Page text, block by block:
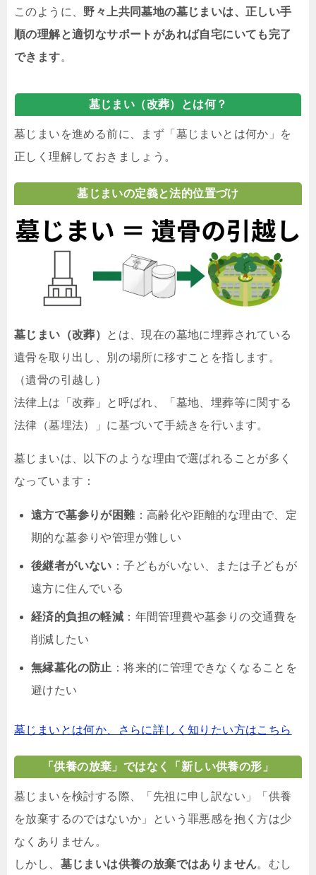
このように、 野々上共同墓地の墓じまいは、正しい手
順の理解と適切なサポートがあれば自宅にいても完了
できます。
墓じまい（改葬）とは何？
墓じまいを進める前に、まず「墓じまいとは何か」を
正しく理解しておきましょう。
墓じまいの定義と法的位置づけ
墓じまい（改葬）
とは、現在の墓地に埋葬されている
遺骨を取り出し、別の場所に移すことを指します。
（遺骨の引越し）
法律上は「改葬」と呼ばれ、「墓地、埋葬等に関する
法律（墓埋法）」に基づいて手続きを行います。
墓じまいは、以下のような理由で選ばれることが多く
なっています：
遠方で墓参りが困難：高齢化や距離的な理由で、定
期的な墓参りや管理が難しい
後継者がいない ：子どもがいない、または子どもが
遠方に住んでいる
経済的負担の軽減 ：年間管理費や墓参りの交通費を
削減したい
無縁墓化の防止 ：将来的に管理できなくなることを
避けたい
墓じまいとは何か、さらに詳しく知りたい方はこちら
「供養の放棄」ではなく「新しい供養の形」
墓じまいを検討する際、「先祖に申し訳ない」「供養
を放棄するのではないか」という罪悪感を抱く方は少
なくありません。
しかし、 墓じまいは供養の放棄ではありません。むし